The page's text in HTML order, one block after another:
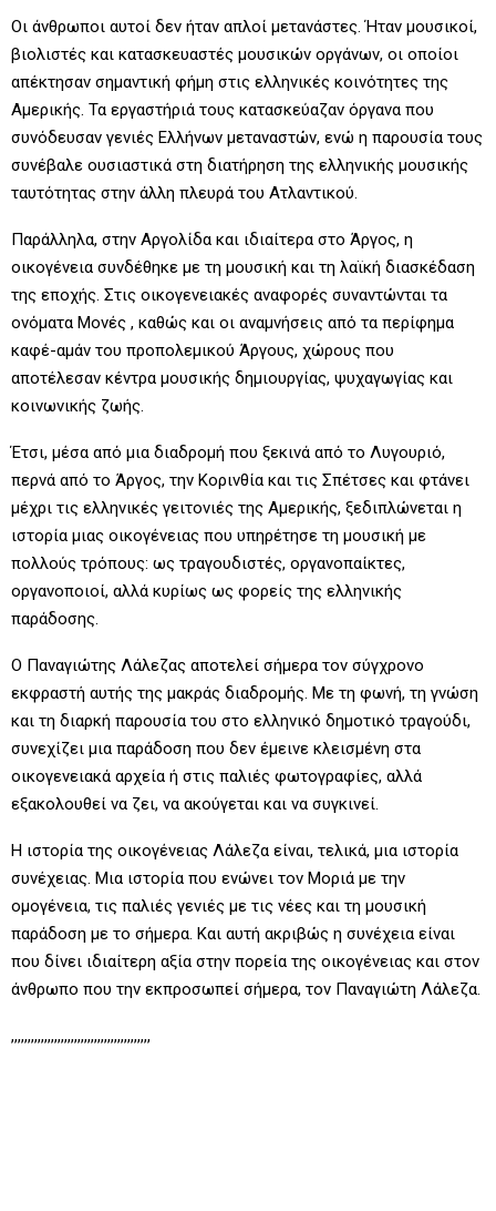
Οι άνθρωποι αυτοί δεν ήταν απλοί μετανάστες. Ήταν μουσικοί,
βιολιστές και κατασκευαστές μουσικών οργάνων, οι οποίοι
απέκτησαν σημαντική φήμη στις ελληνικές κοινότητες της
Αμερικής. Τα εργαστήριά τους κατασκεύαζαν όργανα που
συνόδευσαν γενιές Ελλήνων μεταναστών, ενώ η παρουσία τους
συνέβαλε ουσιαστικά στη διατήρηση της ελληνικής μουσικής
ταυτότητας στην άλλη πλευρά του Ατλαντικού.
Παράλληλα, στην Αργολίδα και ιδιαίτερα στο Άργος, η
οικογένεια συνδέθηκε με τη μουσική και τη λαϊκή διασκέδαση
της εποχής. Στις οικογενειακές αναφορές συναντώνται τα
ονόματα Μονές , καθώς και οι αναμνήσεις από τα περίφημα
καφέ-αμάν του προπολεμικού Άργους, χώρους που
αποτέλεσαν κέντρα μουσικής δημιουργίας, ψυχαγωγίας και
κοινωνικής ζωής.
Έτσι, μέσα από μια διαδρομή που ξεκινά από το Λυγουριό,
περνά από το Άργος, την Κορινθία και τις Σπέτσες και φτάνει
μέχρι τις ελληνικές γειτονιές της Αμερικής, ξεδιπλώνεται η
ιστορία μιας οικογένειας που υπηρέτησε τη μουσική με
πολλούς τρόπους: ως τραγουδιστές, οργανοπαίκτες,
οργανοποιοί, αλλά κυρίως ως φορείς της ελληνικής
παράδοσης.
Ο Παναγιώτης Λάλεζας αποτελεί σήμερα τον σύγχρονο
εκφραστή αυτής της μακράς διαδρομής. Με τη φωνή, τη γνώση
και τη διαρκή παρουσία του στο ελληνικό δημοτικό τραγούδι,
συνεχίζει μια παράδοση που δεν έμεινε κλεισμένη στα
οικογενειακά αρχεία ή στις παλιές φωτογραφίες, αλλά
εξακολουθεί να ζει, να ακούγεται και να συγκινεί.
Η ιστορία της οικογένειας Λάλεζα είναι, τελικά, μια ιστορία
συνέχειας. Μια ιστορία που ενώνει τον Μοριά με την
ομογένεια, τις παλιές γενιές με τις νέες και τη μουσική
παράδοση με το σήμερα. Και αυτή ακριβώς η συνέχεια είναι
που δίνει ιδιαίτερη αξία στην πορεία της οικογένειας και στον
άνθρωπο που την εκπροσωπεί σήμερα, τον Παναγιώτη Λάλεζα.
,,,,,,,,,,,,,,,,,,,,,,,,,,,,,,,,,,,,,,,,,,